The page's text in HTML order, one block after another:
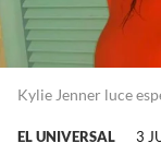
Kylie Jenner luce
EL UNIVERSAL 3